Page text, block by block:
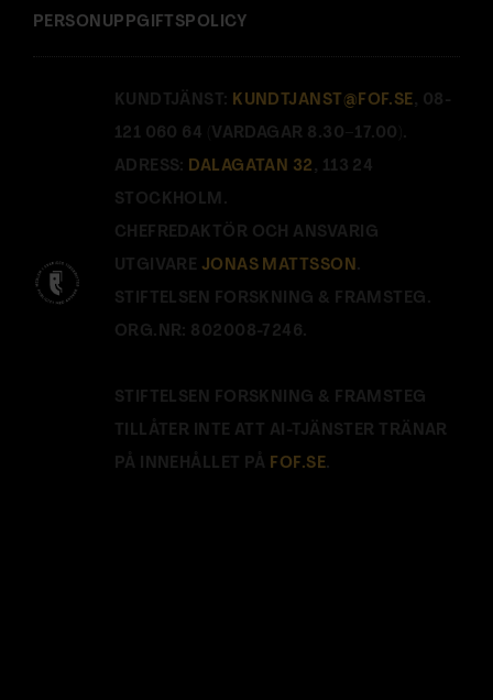
PERSONUPPGIFTSPOLICY
KUNDTJÄNST: KUNDTJANST@FOF.SE , 08-
121 060 64 (VARDAGAR 8.30–17.00).
ADRESS: DALAGATAN 32 , 113 24
STOCKHOLM.
CHEFREDAKTÖR OCH ANSVARIG
UTGIVARE JONAS MATTSSON.
STIFTELSEN FORSKNING & FRAMSTEG.
ORG.NR: 802008-7246.
STIFTELSEN FORSKNING & FRAMSTEG
TILLÅTER INTE ATT AI-TJÄNSTER TRÄNAR
PÅ INNEHÅLLET PÅ FOF.SE.